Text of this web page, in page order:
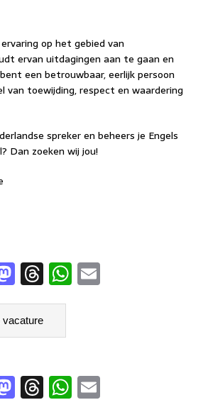
op het gebied van
ervan uitdagingen aan te gaan en
een betrouwbaar, eerlijk persoon
van toewijding, respect en waardering
spreker en beheers je Engels
Dan zoeken wij jou!
M
a
st
o
o
T
h
a
s
W
h
p
M T W